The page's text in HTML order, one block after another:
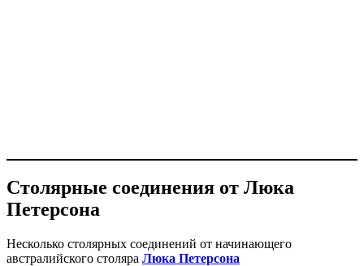
Столярные соединения от Люка
Петерсона
Несколько столярных соединений от начинающего
австралийского столяра Люка Петерсона